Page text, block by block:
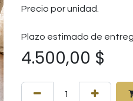
Precio por unidad.
Plazo estimado de
4.500,00 $